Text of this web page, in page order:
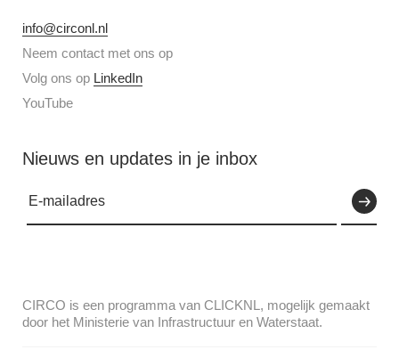
info@circonl.nl
Neem contact met ons op
Volg ons op LinkedIn
YouTube
Nieuws en updates in je inbox
CIRCO is een programma van CLICKNL, mogelijk gemaakt
door het Ministerie van Infrastructuur en Waterstaat.